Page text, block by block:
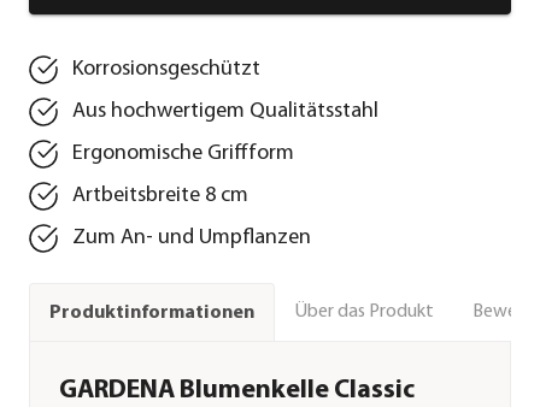
Korrosionsgeschützt
Aus hochwertigem Qualitätsstahl
Ergonomische Griffform
Artbeitsbreite 8 cm
Zum An- und Umpflanzen
Produktinformationen Über das Produkt
GARDENA Blumenkelle Classic